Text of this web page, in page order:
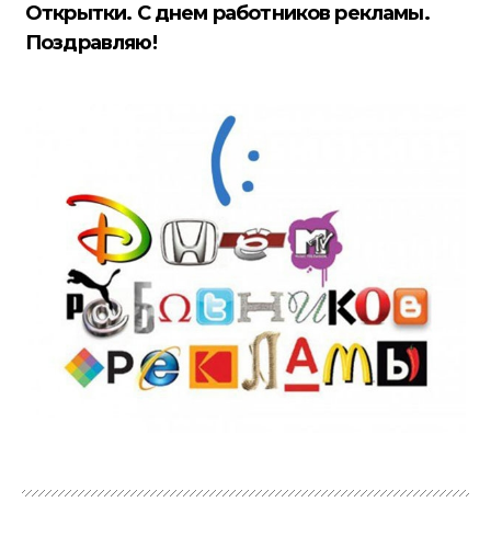
Открытки. С днем работников рекламы.
Поздравляю!